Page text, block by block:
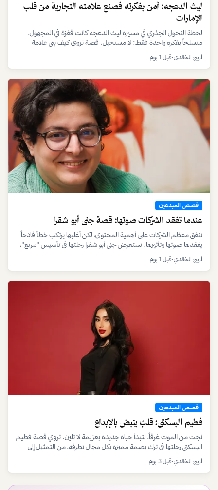
ليث الدعجه: آمن بفكرته فصنع علامته التجارية من قلب
الإمارات
لحظة التحول الجذري في مسيرة ليث الدعجه كانت قفزة في المجهول،
متسلحاً بفكرة واحدة فقط: لا مستحيل. قصة تروي كيف بنى علامة
تجارية من الصفر متجاوزاً التحديات بإصرار وعزيمة.
أريج الخالدي•قبل 1 يوم
قصص المبدعين
عندما تفقد الشركات صوتها: قصة جنى أبو شقرا
تتفق معظم الشركات على أهمية المحتوى، لكن أغلبها يرتكب خطأً فادحاً
يفقدها صوتها وتأثيرها. تستعرض جنى أبو شقرا رحلتها في تأسيس "مربع"،
وهي رؤية لإعادة بوصلة التسويق نحو الأصالة والتمكين.
أريج الخالدي•قبل 1 يوم
قصص المبدعين
فطيم البسكتي: قلبٌ ينبض بالإبداع
نجت من الموت غرقاً، لتبدأ حياة جديدة بعزيمة لا تلين. تروي قصة فطيم
البسكتي رحلتها في ترك بصمة مميزة بكل مجال تطرقه، من التمثيل إلى
عالم الأعمال.
أريج الخالدي•قبل 3 يوم